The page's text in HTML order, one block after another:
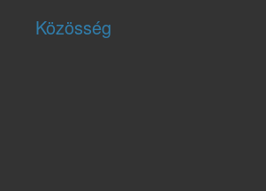
Közösség